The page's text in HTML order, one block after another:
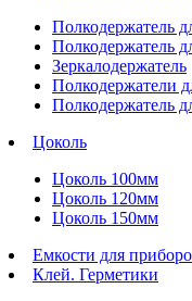
Полкодержатель
Полкодержатель
Зеркалодержатель
Полкодержатели
Полкодержатель
Цоколь
Цоколь 100мм
Цоколь 120мм
Цоколь 150мм
Емкости для
Клей. Герметики